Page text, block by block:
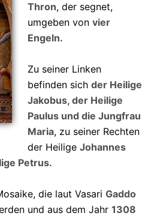
Thron, der segnet,
umgeben von vier
Engeln.
Zu seiner Linken
befinden sich der Heilige
Jakobus, der Heilige
Paulus und die Jungfrau
Maria, zu seiner Rechten
der Heilige Johannes
Petrus.
die laut Vasari Gaddo
und aus dem Jahr 1308